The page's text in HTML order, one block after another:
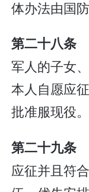
体办法由国
第二十八条
军人的子女
本人自愿应
批准服现役。
第二十九条
应征并且符